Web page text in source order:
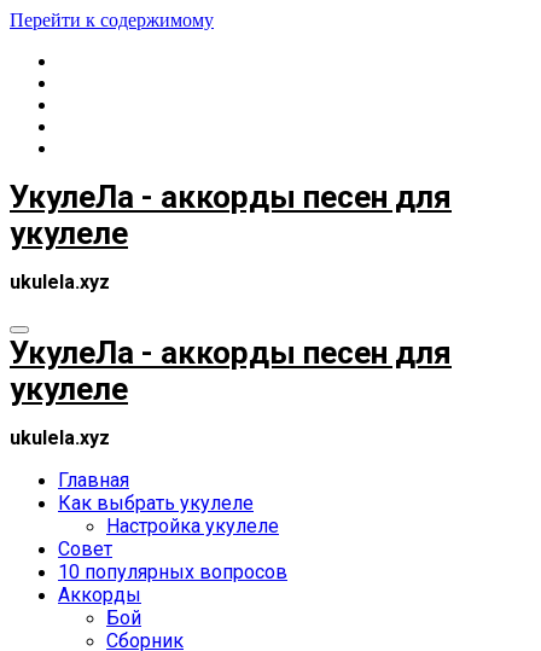
Перейти к содержимому
УкулеЛа - аккорды песен для
укулеле
ukulela.xyz
УкулеЛа - аккорды песен для
укулеле
ukulela.xyz
Главная
Как выбрать укулеле
Настройка укулеле
Совет
10 популярных вопросов
Аккорды
Бой
Сборник